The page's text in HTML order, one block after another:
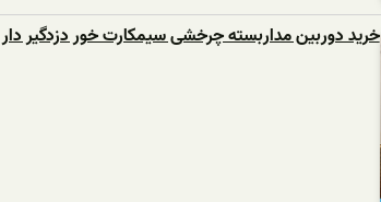
خرید دوربین مداربسته چرخشی سیمکارت خور دزدگیر دار